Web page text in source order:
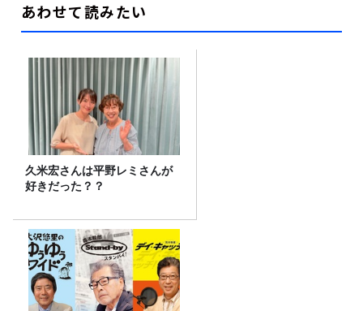
あわせて読みたい
久米宏さんは平野レミさんが
好きだった？？